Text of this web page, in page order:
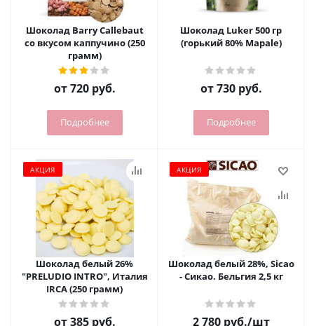
Шоколад Barry Callebaut
cо вкусом каппучино (250
грамм)
от720 руб.
Подробнее
Шоколад Luker 500 гр
(горький 80% Mapale)
от730 руб.
Подробнее
АКЦИЯ
Шоколад белый 26%
"PRELUDIO INTRO", Италия
IRCA (250 грамм)
от385 руб.
АКЦИЯ
Шоколад белый 28%, Sicao
- Сикао. Бельгия 2,5 кг
2 780руб./шт